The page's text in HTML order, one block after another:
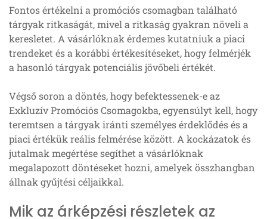
Fontos értékelni a promóciós csomagban található
tárgyak ritkaságát, mivel a ritkaság gyakran növeli a
keresletet. A vásárlóknak érdemes kutatniuk a piaci
trendeket és a korábbi értékesítéseket, hogy felmérjék
a hasonló tárgyak potenciális jövőbeli értékét.
Végső soron a döntés, hogy befektessenek-e az
Exkluzív Promóciós Csomagokba, egyensúlyt kell, hogy
teremtsen a tárgyak iránti személyes érdeklődés és a
piaci értékük reális felmérése között. A kockázatok és
jutalmak megértése segíthet a vásárlóknak
megalapozott döntéseket hozni, amelyek összhangban
állnak gyűjtési céljaikkal.
Mik az árképzési részletek az